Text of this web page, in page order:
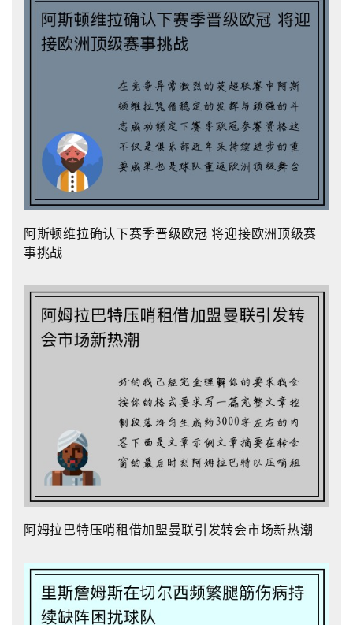
阿斯顿维拉确认下赛季晋级欧冠 将迎接欧洲顶级赛
事挑战
阿姆拉巴特压哨租借加盟曼联引发转会市场新热潮